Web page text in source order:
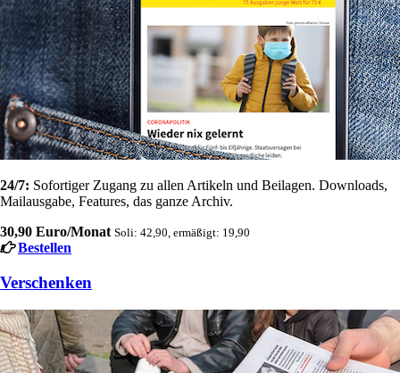
24/7: Sofortiger Zugang zu allen Artikeln und Beilagen. Downloads,
Mailausgabe, Features, das ganze Archiv.
30,90 Euro/Monat Soli: 42,90, ermäßigt: 19,90
Bestellen
Verschenken